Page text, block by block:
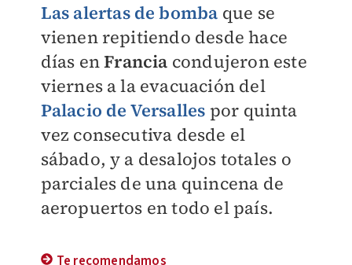
Las alertas de bomba que se
vienen repitiendo desde hace
días enFrancia condujeron este
viernes a la evacuación del
Palacio de Versalles por quinta
vez consecutiva desde el
sábado, y a desalojos totales o
parciales de una quincena de
aeropuertos en todo el país.
Te recomendamos